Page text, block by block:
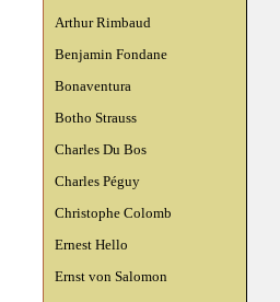
Arthur Rimbaud
Benjamin Fondane
Bonaventura
Botho Strauss
Charles Du Bos
Charles Péguy
Christophe Colomb
Ernest Hello
Ernst von Salomon